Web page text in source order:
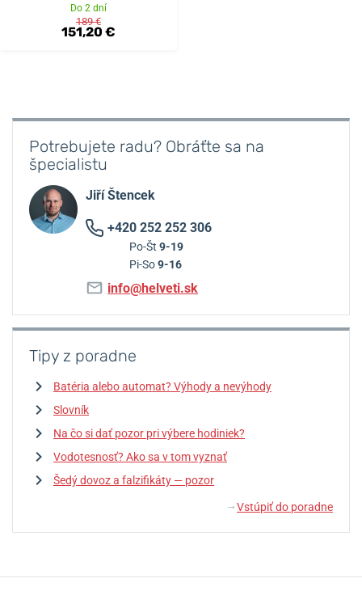
Do 2 dní
189 €
151,20 €
Potrebujete radu? Obráťte sa na
špecialistu
Jiří Štencek
+420 252 252 306
Po-Št 9-19
Pi-So9-16
info@helveti.sk
Tipy z poradne
Batéria alebo automat? Výhody a nevýhody
Slovník
Na čo si dať pozor pri výbere hodiniek?
Vodotesnosť? Ako sa v tom vyznať
Šedý dovoz a falzifikáty — pozor
↓ Vstúpiť do poradne